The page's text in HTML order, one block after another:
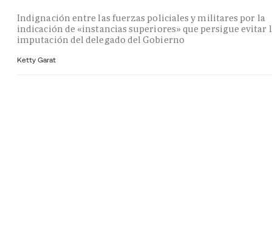
Indignación entre las fuerzas policiales y militares por la
indicación de «instancias superiores» que persigue evitar
imputación del delegado del Gobierno
Ketty Garat